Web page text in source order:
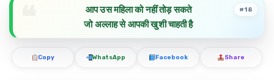
आप उस महिला को नहीं तोड़ सकते
जो अल्लाह से आपकी खुशी चाहती है
#18
Copy WhatsApp Facebook Share